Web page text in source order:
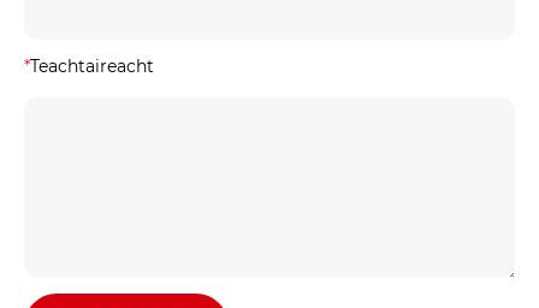
*Teachtaireacht